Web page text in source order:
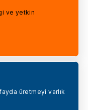
ve yetkin
üretmeyi varlık